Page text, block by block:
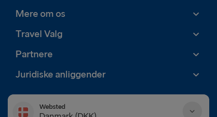
Mere om os
Travel Valg
Partnere
Juridiske anliggender
Websted